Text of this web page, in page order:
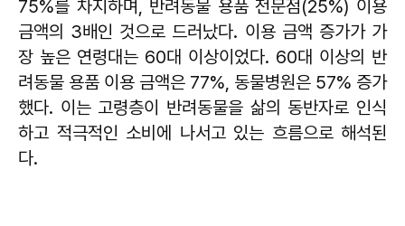
75%를 차지하며, 반려동물 용품 전문점(25%) 이용
금액의 3배인 것으로 드러났다. 이용 금액 증가가 가
장 높은 연령대는 60대 이상이었다. 60대 이상의 반
려동물 용품 이용 금액은 77%, 동물병원은 57% 증가
했다. 이는 고령층이 반려동물을 삶의 동반자로 인식
하고 적극적인 소비에 나서고 있는 흐름으로 해석된
다.